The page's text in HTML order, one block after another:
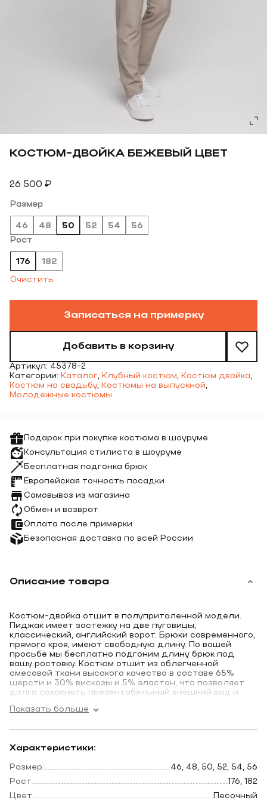
КОСТЮМ-ДВОЙКА БЕЖЕВЫЙ ЦВЕТ
26 500 ₽
Размер
46 48 50 52 54
56
Рост
176
182
Очистить
Записаться на примерку
Добавить в корзину
Артикул: 45378-2
Категории: Каталог, Клубный костюм, Костюм двойка,
Костюм на свадьбу, Костюмы на выпускной,
Молодежные костюмы
Подарок при покупке костюма в шоуруме
Консультация стилиста в шоуруме
Бесплатная подгонка брюк
Европейская точность посадки
Самовывоз из магазина
Обмен и возврат
Оплата после примерки
Безопасная доставка по всей России
Описание товара
Костюм-двойка отшит в полуприталенной модели.
Пиджак имеет застежку на две пуговицы,
классический, английский ворот. Брюки современного,
прямого кроя, имеют свободную длину. По вашей
просьбе мы бесплатно подгоним длину брюк под
вашу ростовку. Костюм отшит из облегченной
смесовой ткани высокого качества в составе 65%
шерсти и 30% вискозы и 5% эластан, что позволяет
долго сохранять презентабельный внешний вид и
из облегченной, летней ткани, спина без подкладки.
Идеальный вариант для вашей свадьбы. Очень
дополнением палитры вашего гардероба.
*Мы отправим понравившийся костюм в любую точку
России, сотрудничаем с курьерскими службами,
Показать больше
Характеристики:
Размер
46, 48, 50, 52, 54, 56
Рост
176, 182
Цвет
Песочный